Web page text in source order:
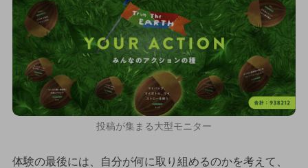
投稿が集まる大型モニター
体験の最後には、自分が何に取り組めるのかを考えて、